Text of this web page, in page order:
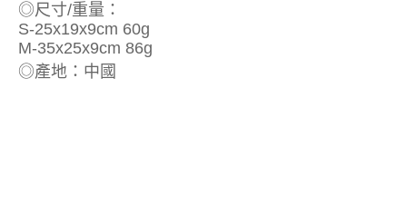
◎尺寸/重量：
S-25x19x9cm 60g
M-35x25x9cm 86g
◎產地：中國